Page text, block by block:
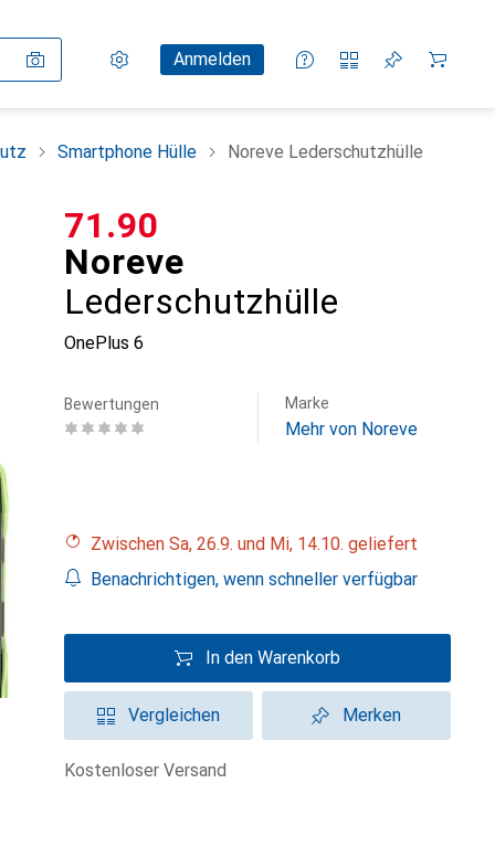
Einstellungen
KundenkontoAnmelden
Vergleichslisten
Merklisten
Warenkorb
Smartphone Hülle Noreve Lederschutzhülle
Noreve
Lederschutzhülle
OnePlus 6
CHF
71.90
Bewertungen Marke
Mehr von Noreve
Zwischen Sa, 26.9. und Mi, 14.10. geliefert
Benachrichtigen, wenn schneller verfügbar
In den Warenkorb
Vergleichen Merken
kostenloser Versand